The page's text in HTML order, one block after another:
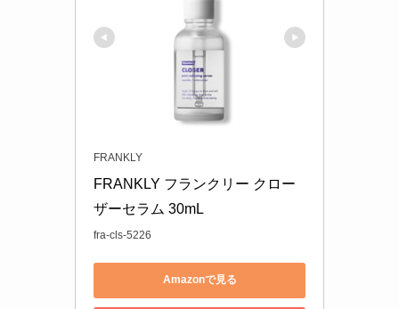
FRANKLY
FRANKLY フランクリー クロー
ザーセラム 30mL
fra-cls-5226
Amazonで見る